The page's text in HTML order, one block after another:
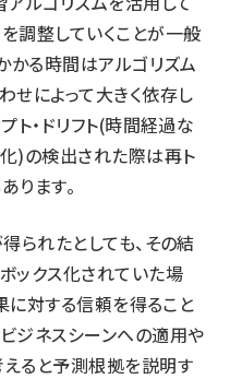
調整していくことが一般
かる時間はアルゴリズム
せによって大きく依存し
ト・ドリフト(時間経過な
)の検出された際は再ト
ります。
られたとしても、その結
ックス化されていた場
果に対する信頼を得ること
ジネスシーンへの適用や
ると予測根拠を説明す